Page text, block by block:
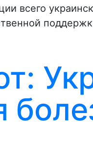
всего